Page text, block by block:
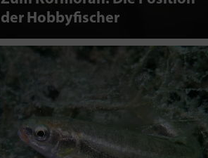
der Hobbyfischer